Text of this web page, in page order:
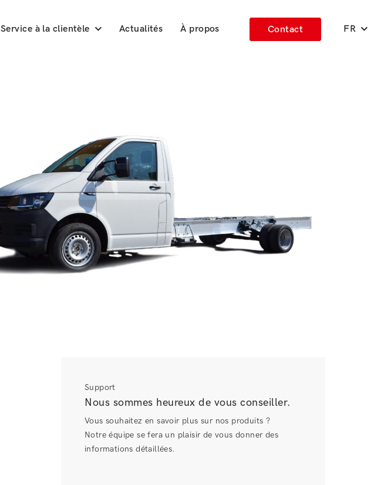
Service à la clientèle Actualités À propos Contact FR
Support
Nous sommes heureux de vous conseiller.
Vous souhaitez en savoir plus sur nos produits ?
Notre équipe se fera un plaisir de vous donner des
informations détaillées.